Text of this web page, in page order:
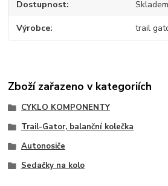
Dostupnost Skladem
Výrobce trail
Zboží zařazeno v kategoriích
CYKLO KOMPONENTY
Trail-Gator, balanční kolečka
Autonosiče
Sedačky na kolo